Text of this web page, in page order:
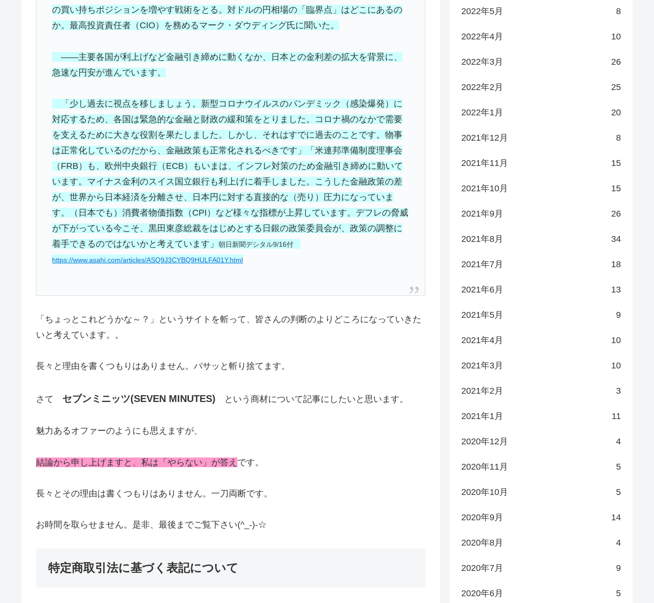
の買い持ちポジションを増やす戦術をとる。対ドルの円相場の「臨界点」はどこにあるの
か。最高投資責任者（CIO）を務めるマーク・ダウディング氏に聞いた。
――主要各国が利上げなど金融引き締めに動くなか、日本との金利差の拡大を背景に、
急速な円安が進んでいます。
「少し過去に視点を移しましょう。新型コロナウイルスのパンデミック（感染爆発）に
対応するため、各国は緊急的な金融と財政の緩和策をとりました。コロナ禍のなかで需要
を支えるために大きな役割を果たしました。しかし、それはすでに過去のことです。物事
は正常化しているのだから、金融政策も正常化されるべきです」「米連邦準備制度理事会
（FRB）も、欧州中央銀行（ECB）もいまは、インフレ対策のため金融引き締めに動いて
います。マイナス金利のスイス国立銀行も利上げに着手しました。こうした金融政策の差
が、世界から日本経済を分離させ、日本円に対する直接的な（売り）圧力になっていま
す。（日本でも）消費者物価指数（CPI）など様々な指標が上昇しています。デフレの脅威
が下がっている今こそ、黒田東彦総裁をはじめとする日銀の政策委員会が、政策の調整に
着手できるのではないかと考えています」朝日新聞デシタル9/16付
https://www.asahi.com/articles/ASQ9J3CYBQ9HULFA01Y.html
「ちょっとこれどうかな～？」というサイトを斬って、皆さんの判断のよりどころになっていきた
いと考えています。。
長々と理由を書くつもりはありません。バサッと斬り捨てます。
さて セブンミニッツ(SEVEN MINUTES) という商材について記事にしたいと思います。
魅力あるオファーのようにも思えますが、
結論から申し上げますと、私は「やらない」が答え です。
長々とその理由は書くつもりはありません。一刀両断です。
お時間を取らせません。是非、最後までご覧下さい(^_-)-☆
特定商取引法に基づく表記について
2022年5月 8
2022年4月 10
2022年3月 26
2022年2月 25
2022年1月 20
2021年12月 8
2021年11月 15
2021年10月 15
2021年9月 26
2021年8月 34
2021年7月 18
2021年6月 13
2021年5月 9
2021年4月 10
2021年3月 10
2021年2月 3
2021年1月 11
2020年12月 4
2020年11月 5
2020年10月 5
2020年9月 14
2020年8月 4
2020年7月 9
2020年6月 5